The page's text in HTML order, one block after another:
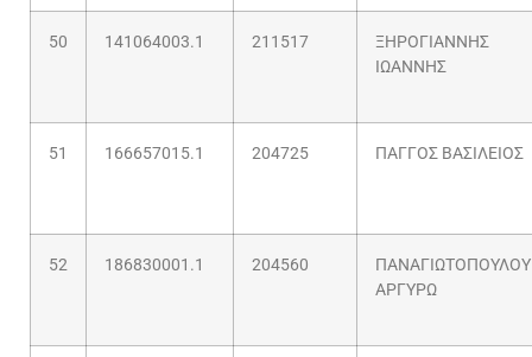
50 141064003.1 211517
ΞΗΡΟΓΙΑΝΝΗΣ
ΙΩΑΝΝΗΣ
51 166657015.1 204725 ΠΑΓΓΟΣ ΒΑΣΙΛΕΙΟΣ
52 186830001.1 204560
ΠΑΝΑΓΙΩΤΟΠΟΥΛΟΥ
ΑΡΓΥΡΩ